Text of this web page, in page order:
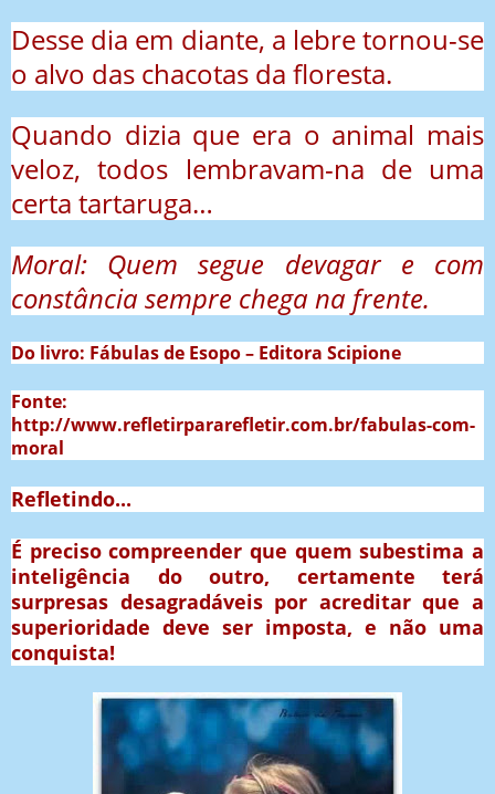
Desse dia em diante, a lebre tornou-se
o alvo das chacotas da floresta.
Quando dizia que era o animal mais
veloz, todos lembravam-na de uma
certa tartaruga…
Moral: Quem segue devagar e com
constância sempre chega na frente.
Do livro: Fábulas de Esopo – Editora Scipione
Fonte:
http://www.refletirpararefletir.com.br/fabulas-com-
moral
Refletindo...
É preciso compreender que quem subestima a
inteligência do outro, certamente terá
surpresas desagradáveis por acreditar que a
superioridade deve ser imposta, e não uma
conquista!